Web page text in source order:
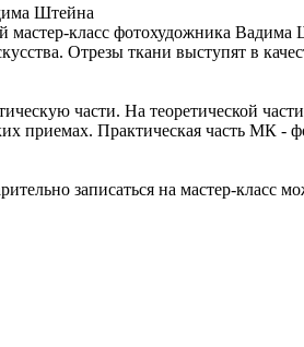
Штейна
класс фотохудожника
Отрезы ткани выступят в
части. На теоретической
приемах. Практическая часть МК -
записаться на мастер-класс